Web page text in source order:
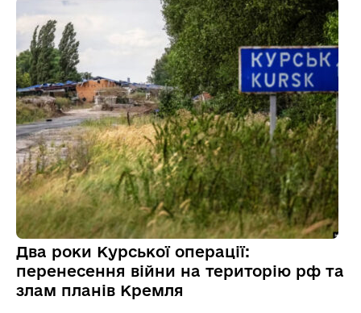
Два роки Курської операції:
перенесення війни на територію рф та
злам планів Кремля